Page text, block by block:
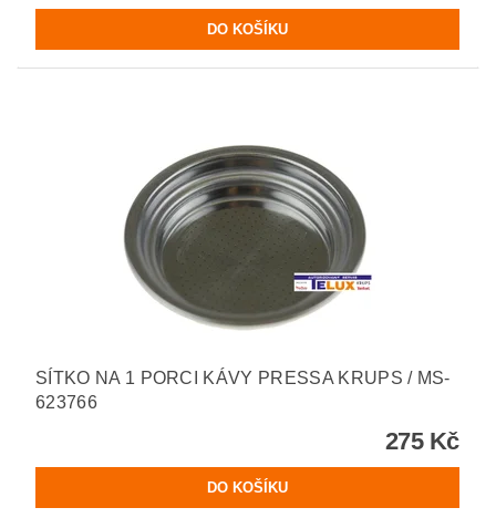
SÍTKO NA 1 PORCI KÁVY PRESSA KRUPS / MS-
623766
275 Kč